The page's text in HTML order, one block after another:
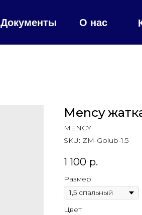
Документы О нас
Mency
MENCY
SKU: ZM-Golub-1.5
1 100 р.
Размер
Цвет